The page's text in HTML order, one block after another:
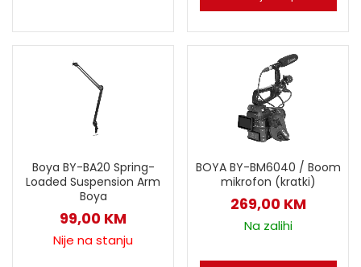
Boya BY-BA20 Spring-
Loaded Suspension Arm
Boya
99,00 KM
Nije na stanju
BOYA BY-BM6040 / Boom
mikrofon (kratki)
269,00 KM
Na zalihi